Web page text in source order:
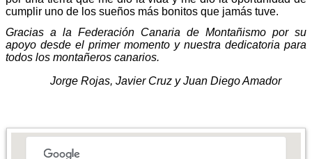
cumplir uno de los sueños más bonitos que jamás tuve.
Gracias a la Federación Canaria de Montañismo por su
apoyo desde el primer momento y nuestra dedicatoria para
todos los montañeros canarios.
Jorge Rojas, Javier Cruz y Juan Diego Amador